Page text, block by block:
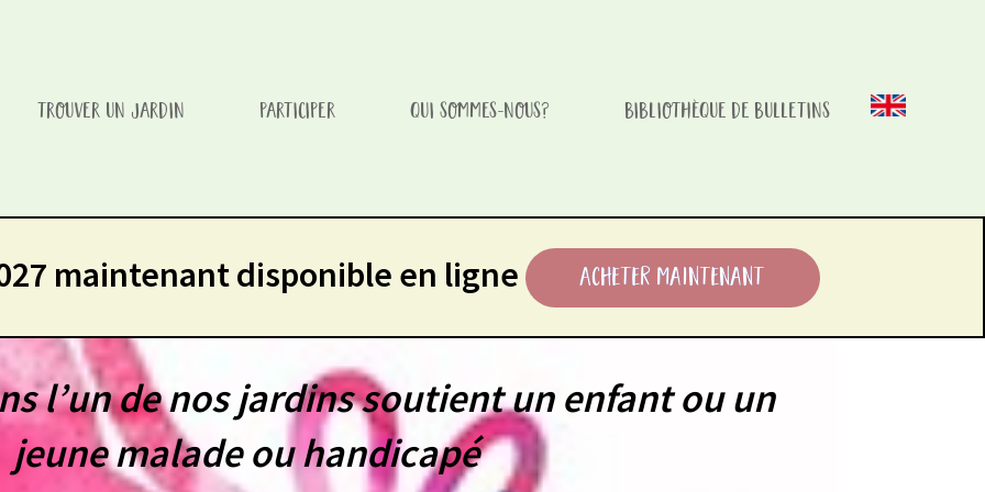
d'un enfant/Every Visit To One of Our Gardens Aids A Childs Recovery
TROUVER UN JARDIN PARTICIPER QUI SOMMES-NOUS? BIBLIOTHÈQUE DE BULLETINS
maintenant disponible en ligne Acheter maintenant
l’un de nos jardins soutient un enfant ou un
jeune malade ou handicapé